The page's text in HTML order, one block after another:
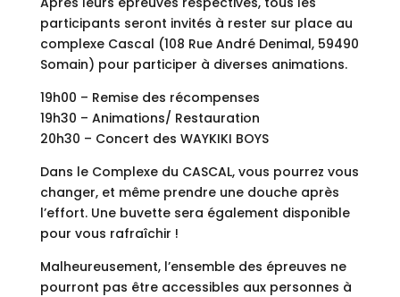
participants seront invités à rester sur place au
complexe Cascal (108 Rue André Denimal, 59490
Somain) pour participer à diverses animations.
19h00 – Remise des récompenses
19h30 – Animations/ Restauration
20h30 – Concert des WAYKIKI BOYS
Dans le Complexe du CASCAL, vous pourrez vous
changer, et même prendre une douche après
l’effort. Une buvette sera également disponible
pour vous rafraîchir !
Malheureusement, l’ensemble des épreuves ne
pourront pas être accessibles aux personnes à